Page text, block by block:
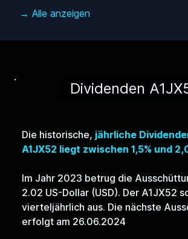
→ Alle anzeigen
Dividenden
Die historische, jährliche
A1JX52 liegt zwischen 1,5% und
Im Jahr 2023 betrug die
2.02 US-Dollar (USD). Der A1JX52
vierteljährlich aus. Die nächste
erfolgt am 26.06.2024